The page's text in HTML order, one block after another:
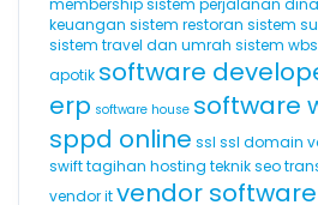
membershipsistem perjalanan
keuangan sistem restoran sistem
sistem travel dan umrah sistem wbs
apotik software
erp software house software
sppd online ssl ssl domain
swifttagihan hosting teknik seo
vendor itvendor